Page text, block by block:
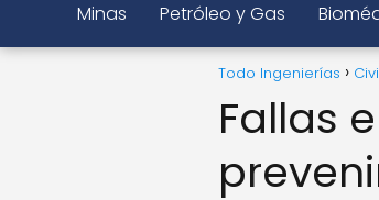
Minas Petróleo y Gas
Todo Ingenierías
Fallas